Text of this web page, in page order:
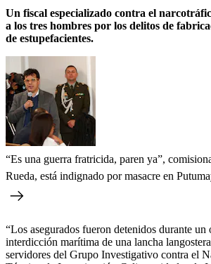
Un fiscal especializado contra el
a los tres hombres por los delitos de
de estupefacientes.
“Es una guerra fratricida, paren ya”,
Rueda, está indignado por masacre en
“Los asegurados fueron detenidos durante un
interdicción marítima de una lancha
servidores del Grupo Investigativo contra el